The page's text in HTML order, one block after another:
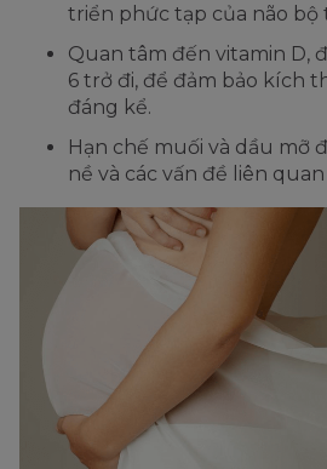
triển phức tạp của não bộ
Quan tâm đến vitamin D,
6 trở đi, để đảm bảo kích
đáng kể.
Hạn chế muối và dầu mỡ
nề và các vấn đề liên